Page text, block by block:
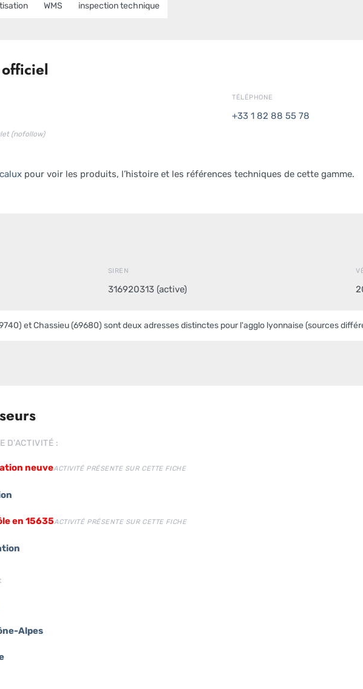
WMS inspection technique
(nofollow)
TÉLÉPHONE
+33 1 82 88 55 78
pour voir les produits, l’histoire et les références techniques de cette gamme.
SIREN
316920313 (active)
et Chassieu (69680) sont deux adresses distinctes pour l'agglo lyonnaise (sources
D’ACTIVITÉ :
neuveACTIVITÉ PRÉSENTE SUR CETTE FICHE
en 15635ACTIVITÉ PRÉSENTE SUR CETTE FICHE
Alpes